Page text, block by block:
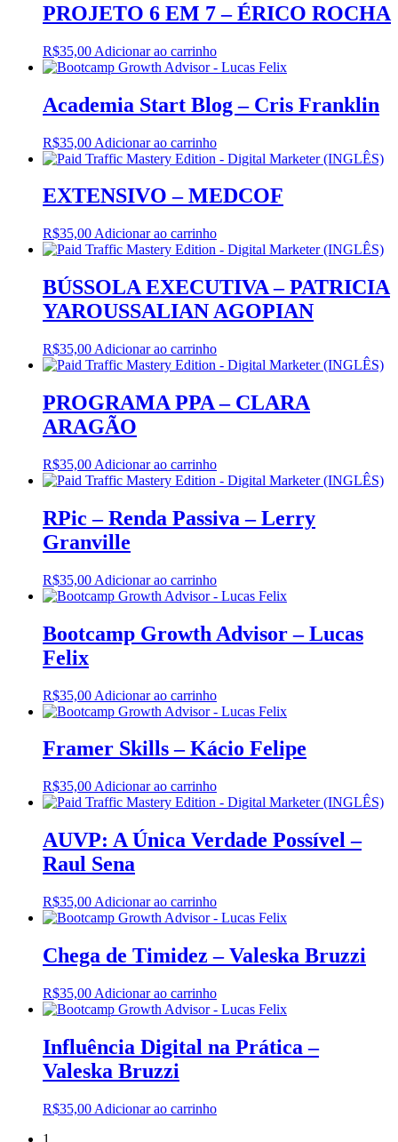
PROJETO 6 EM 7 – ÉRICO ROCHA
R$35,00 Adicionar ao carrinho
Academia Start Blog – Cris Franklin
R$35,00 Adicionar ao carrinho
EXTENSIVO – MEDCOF
R$35,00 Adicionar ao carrinho
BÚSSOLA EXECUTIVA – PATRICIA
YAROUSSALIAN AGOPIAN
R$35,00 Adicionar ao carrinho
PROGRAMA PPA – CLARA
ARAGÃO
R$35,00 Adicionar ao carrinho
RPic – Renda Passiva – Lerry
Granville
R$35,00 Adicionar ao carrinho
Bootcamp Growth Advisor – Lucas
Felix
R$35,00 Adicionar ao carrinho
Framer Skills – Kácio Felipe
R$35,00 Adicionar ao carrinho
AUVP: A Única Verdade Possível –
Raul Sena
R$35,00 Adicionar ao carrinho
Chega de Timidez – Valeska Bruzzi
R$35,00 Adicionar ao carrinho
Influência Digital na Prática –
Valeska Bruzzi
R$35,00 Adicionar ao carrinho
1